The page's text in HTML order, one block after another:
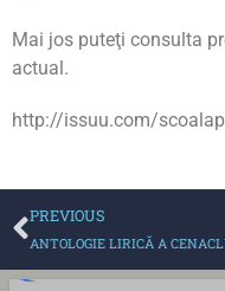
Mai jos puteţi consulta
actual.
http://issuu.com/
PREVIOUS